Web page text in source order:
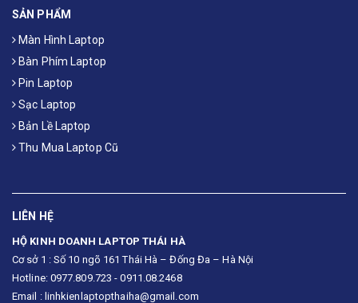
SẢN PHẨM
Màn Hình Laptop
Bàn Phím Laptop
Pin Laptop
Sạc Laptop
Bản Lề Laptop
Thu Mua Laptop Cũ
LIÊN HỆ
HỘ KINH DOANH LAPTOP THÁI HÀ
Cơ sở 1 : Số 10 ngõ 161 Thái Hà – Đống Đa – Hà Nội
Hotline: 0977.809.723 - 0911.08.2468
Email : linhkienlaptopthaiha@gmail.com